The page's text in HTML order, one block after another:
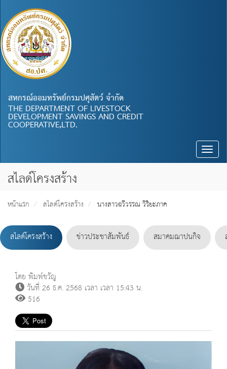
สหกรณ์ออมทรัพย์กรมปศุสัตว์ จำกัด
THE DEPARTMENT OF LIVESTOCK
DEVELOPMENT SAVINGS AND CREDIT
COOPERATIVE,LTD.
Toggle
สไลด์โครงสร้าง
หน้าแรก สไลด์โครงสร้าง นางสาวฉวีวรรณ วิริยะภาค
สไลด์โครงสร้าง ข่าวประชาสัมพันธ์ สมาคมฌาปนกิจ
โดย พิมพ์ขวัญ
วันที่ 26 ธ.ค. 2568 เวลา เวลา 15:43 น.
516